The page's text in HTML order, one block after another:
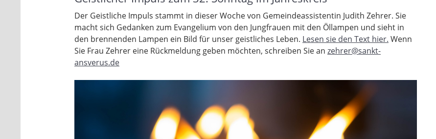
Der Geistliche Impuls stammt in dieser Woche von Gemeindeassistentin Judith Zehrer. Sie
macht sich Gedanken zum Evangelium von den Jungfrauen mit den Öllampen und sieht in
den brennenden Lampen ein Bild für unser geistliches Leben. Lesen sie den Text hier. Wenn
Sie Frau Zehrer eine Rückmeldung geben möchten, schreiben Sie an zehrer@sankt-
ansverus.de